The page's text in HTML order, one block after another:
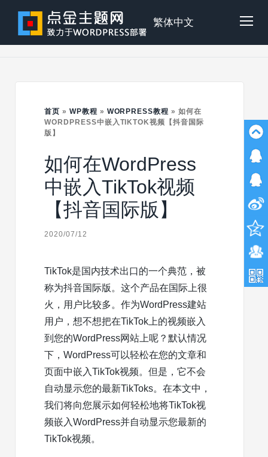
content
点
主
题
繁体中文
首页 » WP教程 » WORPRESS教程 »如何在
WORDPRESS中嵌入TIKTOK视频【抖音国际
版】
如何在WordPress
中嵌入TikTok视频
【抖音国际版】
2020/07/12
TikTok是国内技术出口的一个典范，被
称为抖音国际版。这个产品在国际上很
火，用户比较多。作为WordPress建站
用户，想不想把在TikTok上的视频嵌入
到您的WordPress网站上呢？默认情况
下，WordPress可以轻松在您的文章和
页面中嵌入TikTok视频。但是，它不会
自动显示您的最新TikToks。在本文中，
我们将向您展示如何轻松地将TikTok视
频嵌入WordPress并自动显示您最新的
TikTok视频。